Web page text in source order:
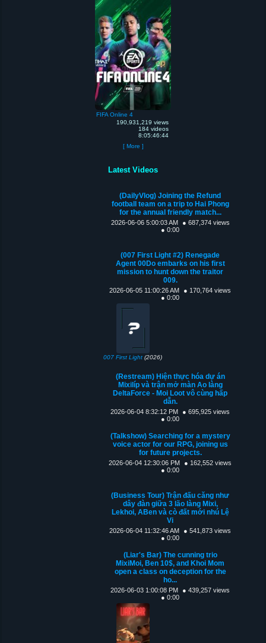
FIFA Online 4
190,931,219 views
184 videos
8:05:46:44
[ More ]
Latest Videos
(DailyVlog) Joining the Refund
football team on a trip to Hai Phong
for the annual friendly match...
2026-06-06 5:00:03 AM
● 687,374 views
● 0:00
(007 First Light #2) Renegade
Agent 00Do embarks on his first
mission to hunt down the traitor
009.
2026-06-05 11:00:26 AM
● 170,764 views
● 0:00
007 First Light (2026)
(Restream) Hiện thực hóa dự án
Mixilíp và trận mở màn Ao làng
DeltaForce - Moi Loot vô cùng hấp
dẫn.
2026-06-04 8:32:12 PM
● 695,925 views
● 0:00
(Talkshow) Searching for a mystery
voice actor for our RPG, joining us
for future projects.
2026-06-04 12:30:06 PM
● 162,552 views
● 0:00
(Business Tour) Trận đấu căng như
dây đàn giữa 3 lão làng Mixi,
Lekhoi, ABen và cò đất mới nhú Lệ
Vi
2026-06-04 11:32:46 AM
● 541,873 views
● 0:00
(Liar's Bar) The cunning trio
MixiMoi, Ben 10$, and Khoi Mom
open a class on deception for the
ho...
2026-06-03 1:00:08 PM
● 439,257 views
● 0:00